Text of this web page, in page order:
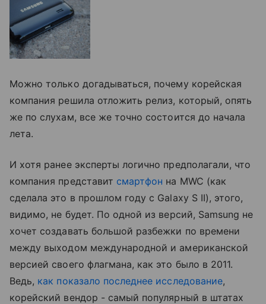
Можно только догадываться, почему корейская
компания решила отложить релиз, который, опять
же по слухам, все же точно состоится до начала
лета.
И хотя ранее эксперты логично предполагали, что
компания представит смартфон на MWC (как
сделала это в прошлом году с Galaxy S II), этого,
видимо, не будет. По одной из версий, Samsung не
хочет создавать большой разбежки по времени
между выходом международной и американской
версией своего флагмана, как это было в 2011.
Ведь, как показало последнее исследование,
корейский вендор - самый популярный в штатах